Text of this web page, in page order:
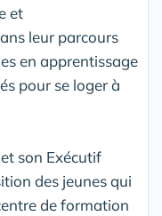
et
leur parcours
en apprentissage
pour se loger à
son Exécutif
des jeunes qui
de formation